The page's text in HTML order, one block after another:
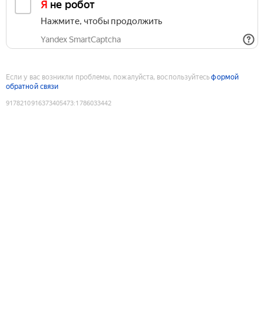
Я не робот
Нажмите, чтобы продолжить
Yandex SmartCaptcha
Если у вас возникли проблемы, пожалуйста, воспользуйтесьформой
обратной связи
9178210916373405473:1786033442